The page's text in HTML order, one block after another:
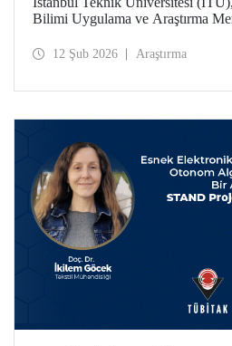
Avrupa MSCA-SE Fon
Bilimi Uygulama ve Araştırma
aldığı “ExCISC – Exchange of
(MSCA-SE) programı
12 Şub 2026 Araştırma